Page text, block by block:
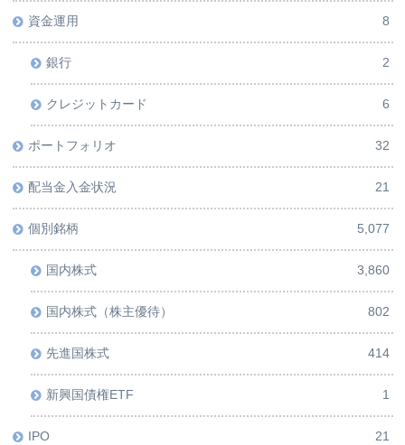
資金運用 8
銀行 2
クレジットカード 6
ポートフォリオ 32
配当金入金状況 21
個別銘柄 5,077
国内株式 3,860
国内株式（株主優待） 802
先進国株式 414
新興国債権ETF 1
IPO 21